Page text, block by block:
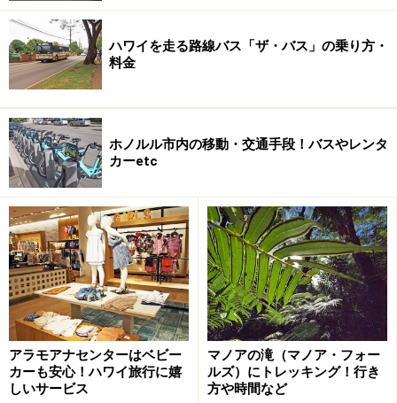
ハワイを走る路線バス「ザ・バス」の乗り方・
料金
ホノルル市内の移動・交通手段！バスやレンタ
カーetc
アラモアナセンターはベビー
カーも安心！ハワイ旅行に嬉
しいサービス
マノアの滝（マノア・フォー
ルズ）にトレッキング！行き
方や時間など